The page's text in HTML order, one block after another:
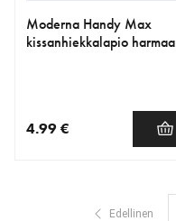
Moderna Handy Max
kissanhiekkalapio harmaa
4.99 €
Edellinen